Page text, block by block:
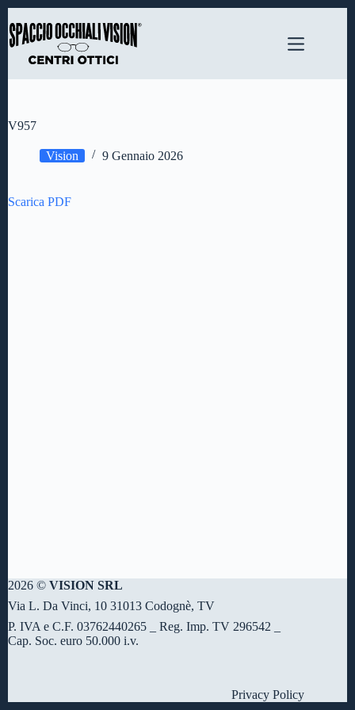
al
contenuto
V957
Vision 9 Gennaio 2026
Scarica PDF
2026 © VISION SRL
Via L. Da Vinci, 10 31013 Codognè, TV
P. IVA e C.F. 03762440265 _ Reg. Imp. TV 296542 _
Cap. Soc. euro 50.000 i.v.
Privacy Policy